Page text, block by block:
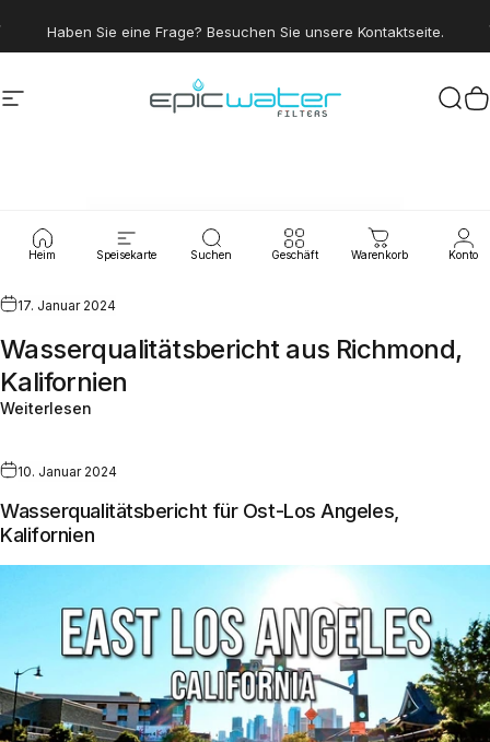
Sparen Sie 15 %, indem Sie dem Trinkwasserclub beitreten.
Seitennavigation Epic Water Filters USA
Heim Speisekarte Suchen Geschäft Warenkorb Konto
Wasserlecks
17. Januar 2024
Wasserqualitätsbericht aus Richmond,
Kalifornien
Weiterlesen
10. Januar 2024
Wasserqualitätsbericht für Ost-Los Angeles,
Kalifornien